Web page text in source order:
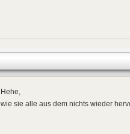
Hehe,
wie sie alle aus dem nichts wieder